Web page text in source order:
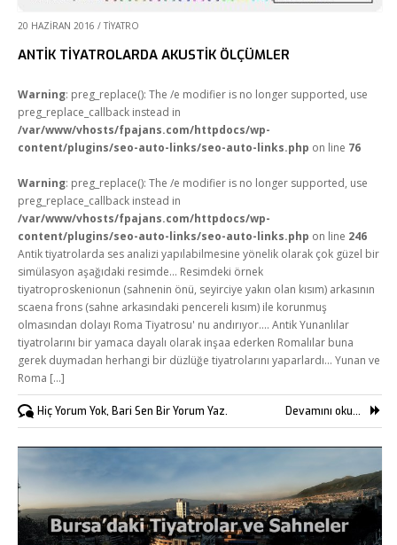
20 HAZIRAN 2016 /TIYATRO
ANTİK TİYATROLARDA AKUSTİK ÖLÇÜMLER
Warning: preg_replace(): The /e modifier is no longer supported, use
preg_replace_callback instead in
/var/www/vhosts/fpajans.com/httpdocs/wp-
content/plugins/seo-auto-links/seo-auto-links.php on line 76
Warning: preg_replace(): The /e modifier is no longer supported, use
preg_replace_callback instead in
/var/www/vhosts/fpajans.com/httpdocs/wp-
content/plugins/seo-auto-links/seo-auto-links.php on line 246
Antik tiyatrolarda ses analizi yapılabilmesine yönelik olarak çok güzel bir
simülasyon aşağıdaki resimde... Resimdeki örnek
tiyatroproskenionun (sahnenin önü, seyirciye yakın olan kısım) arkasının
scaena frons (sahne arkasındaki pencereli kısım) ile korunmuş
olmasından dolayı Roma Tiyatrosu' nu andırıyor.... Antik Yunanlılar
tiyatrolarını bir yamaca dayalı olarak inşaa ederken Romalılar buna
gerek duymadan herhangi bir düzlüğe tiyatrolarını yaparlardı... Yunan ve
Roma [...]
Hiç Yorum Yok, Bari Sen Bir Yorum Yaz. Devamını oku...